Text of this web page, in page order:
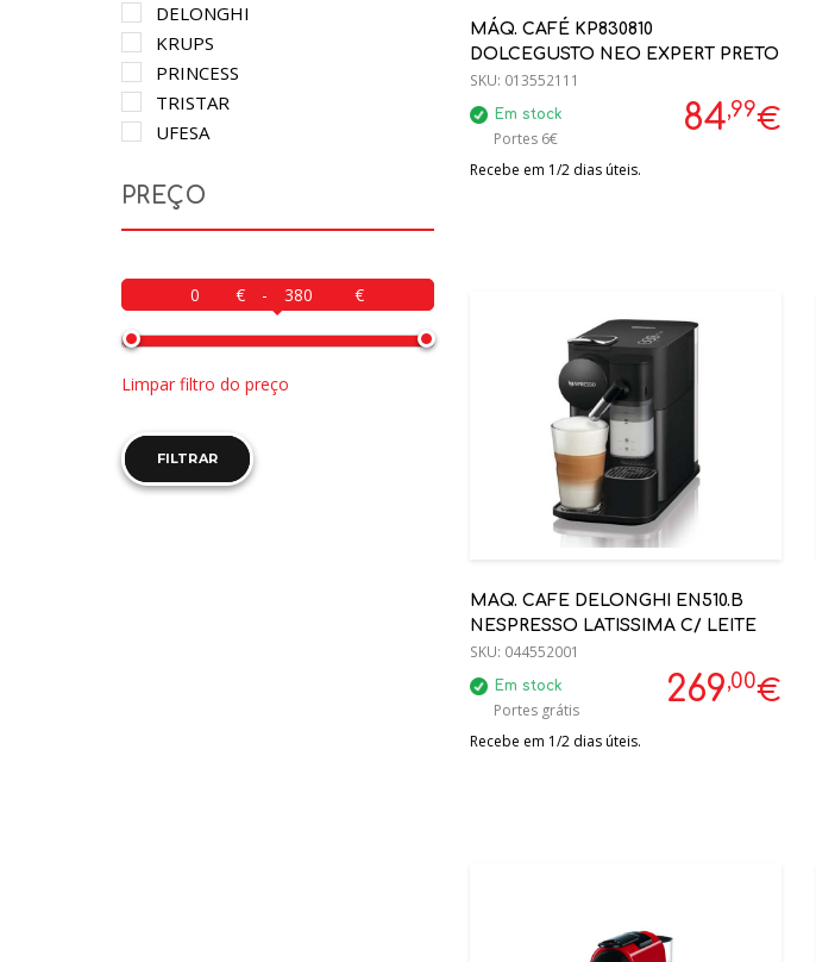
DELONGHI
KRUPS
PRINCESS
TRISTAR
UFESA
PREÇO
-
Limpar filtro do preço
FILTRAR
MÁQ. CAFÉ KP830810
DOLCEGUSTO NEO EXPERT PRETO
84,99€
SKU: 013552111
Em stock
Portes 6€
Recebe em 1/2 dias úteis.
MAQ. CAFE DELONGHI EN510.B
NESPRESSO LATISSIMA C/ LEITE
269,00€
SKU: 044552001
Em stock
Portes grátis
Recebe em 1/2 dias úteis.